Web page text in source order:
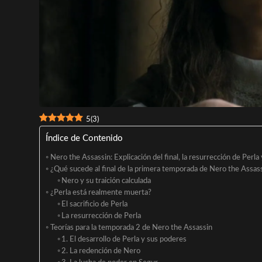
5(3)
Índice de Contenido
Nero the Assassin: Explicación del final, la resurrección de
¿Qué sucede al final de la primera temporada de Nero the
Nero y su traición calculada
¿Perla está realmente muerta?
El sacrificio de Perla
La resurrección de Perla
Teorías para la temporada 2 de Nero the Assassin
1. El desarrollo de Perla y sus poderes
2. La redención de Nero